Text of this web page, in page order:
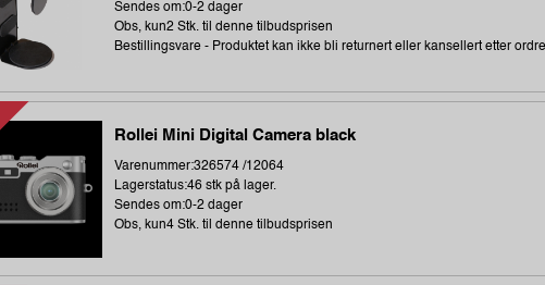
Sendes om:0-2 dager
Obs, kun2 Stk. til denne tilbudsprisen
Bestillingsvare - Produktet kan ikke bli returnert eller kansellert etter
Rollei Mini Digital Camera black
Varenummer:326574 /12064
Lagerstatus:46 stk på lager.
Sendes om:0-2 dager
Obs, kun4 Stk. til denne tilbudsprisen